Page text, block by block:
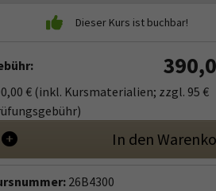
€ (inkl. Kursmaterialien; zzgl. 95 €
In den
26B4300